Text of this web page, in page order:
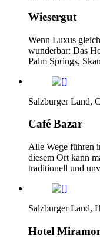
Wiesergut
Wenn Luxus
wunderbar: Das
Palm Springs,
Salzburger Land,
Café Bazar
Alle Wege führen
diesem Ort kann
traditionell und
Salzburger Land,
Hotel